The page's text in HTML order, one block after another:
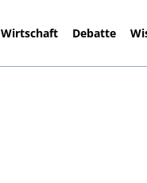
Wirtschaft Debatte